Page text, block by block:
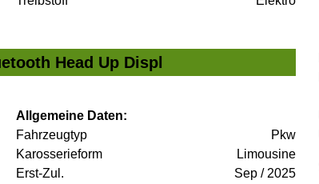
Head Up Displ
Allgemeine Daten:
Fahrzeugtyp
Pkw
Karosserieform
Limousine
Erst-Zul.
Sep / 2025